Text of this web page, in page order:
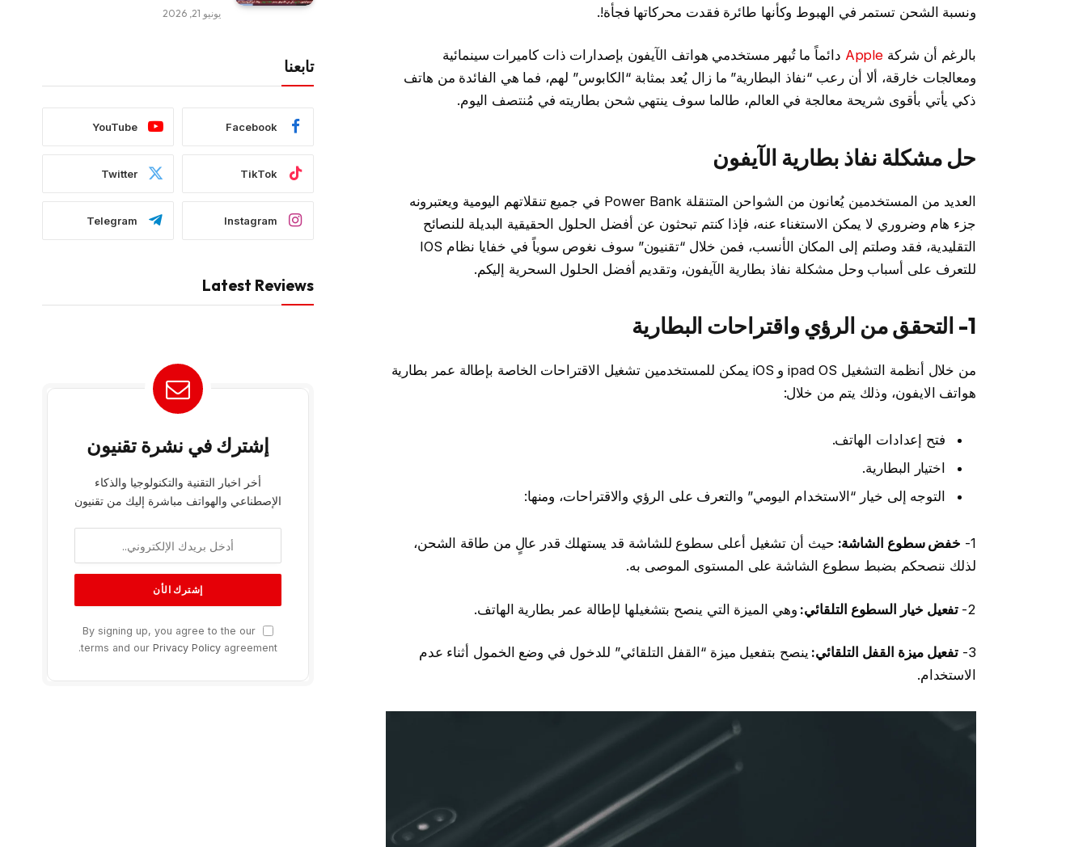
ونسبة الشحن تستمر في الهبوط وكأنها طائرة فقدت محركاتها فجأة!.
بالرغم أن شركة Apple دائماً ما تُبهر مستخدمي هواتف الآيفون بإصدارات ذات كاميرات سينمائية
ومعالجات خارقة، ألا أن رعب “نفاذ البطارية” ما زال يُعد بمثابة “الكابوس” لهم، فما هي الفائدة من هاتف
ذكي يأتي بأقوى شريحة معالجة في العالم، طالما سوف ينتهي شحن بطاريته في مُنتصف اليوم.
حل مشكلة نفاذ بطارية الآيفون
العديد من المستخدمين يُعانون من الشواحن المتنقلة Power Bank في جميع تنقلاتهم اليومية ويعتبرونه
جزء هام وضروري لا يمكن الاستغناء عنه، فإذا كنتم تبحثون عن أفضل الحلول الحقيقية البديلة للنصائح
التقليدية، فقد وصلتم إلى المكان الأنسب، فمن خلال “تقنيون” سوف نغوص سوياً في خفايا نظام IOS
للتعرف على أسباب وحل مشكلة نفاذ بطارية الآيفون، وتقديم أفضل الحلول السحرية إليكم.
1- التحقق من الرؤي واقتراحات البطارية
من خلال أنظمة التشغيل ipad OS و iOS يمكن للمستخدمين تشغيل الاقتراحات الخاصة بإطالة عمر بطارية
هواتف الايفون، وذلك يتم من خلال:
فتح إعدادات الهاتف.
اختيار البطارية.
التوجه إلى خيار “الاستخدام اليومي” والتعرف على الرؤي والاقتراحات، ومنها:
1- خفض سطوع الشاشة: حيث أن تشغيل أعلى سطوع للشاشة قد يستهلك قدر عالٍ من طاقة الشحن،
لذلك ننصحكم بضبط سطوع الشاشة على المستوى الموصى به.
2- تفعيل خيار السطوع التلقائي: وهي الميزة التي ينصح بتشغيلها لإطالة عمر بطارية الهاتف.
3- تفعيل ميزة القفل التلقائي: ينصح بتفعيل ميزة “القفل التلقائي” للدخول في وضع الخمول أثناء عدم
الاستخدام.
يونيو 21, 2026
تابعنا
Facebook
YouTube
TikTok
Twitter
Instagram
Telegram
Latest Reviews
إشترك في نشرة تقنيون
أخر اخبار التقنية والتكنولوجيا والذكاء
الإصطناعي والهواتف مباشرة إليك من تقنيون
By signing up, you agree to the our
terms and our Privacy Policy agreement.